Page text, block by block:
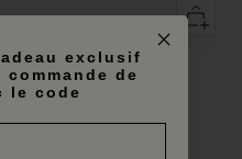
au
slide
au
slide
Aller
au
slide
BAUME ÉCLAT REVITALISANT
Baume à Lèvres Teinté
2.8g
Ajouter
au
exclusif
de
le code